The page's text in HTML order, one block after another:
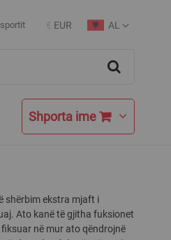
Currency
€ EUR
Language
AL
Shporta ime
shërbim ekstra mjaft i
Ato kanë të gjitha fuksionet
fiksuar në mur ato qëndrojnë